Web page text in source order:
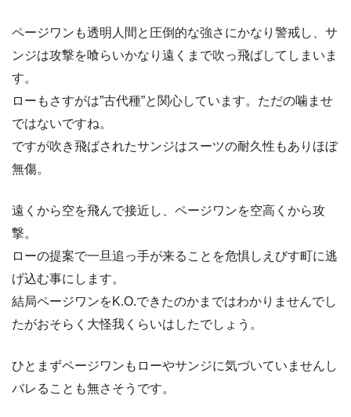
ページワンも透明人間と圧倒的な強さにかなり警戒し、サ
ンジは攻撃を喰らいかなり遠くまで吹っ飛ばしてしまいま
す。
ローもさすがは”古代種”と関心しています。ただの噛ませ
ではないですね。
ですが吹き飛ばされたサンジはスーツの耐久性もありほぼ
無傷。
遠くから空を飛んで接近し、ページワンを空高くから攻
撃。
ローの提案で一旦追っ手が来ることを危惧しえびす町に逃
げ込む事にします。
結局ページワンをK.O.できたのかまではわかりませんでし
たがおそらく大怪我くらいはしたでしょう。
ひとまずページワンもローやサンジに気づいていませんし
バレることも無さそうです。